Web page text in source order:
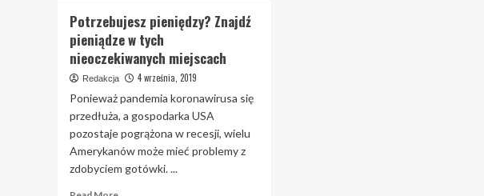
Potrzebujesz pieniędzy? Znajdź
pieniądze w tych
nieoczekiwanych miejscach
Redakcja 4 września, 2019
Ponieważ pandemia koronawirusa się
przedłuża, a gospodarka USA
pozostaje pogrążona w recesji, wielu
Amerykanów może mieć problemy z
zdobyciem gotówki. ...
Read